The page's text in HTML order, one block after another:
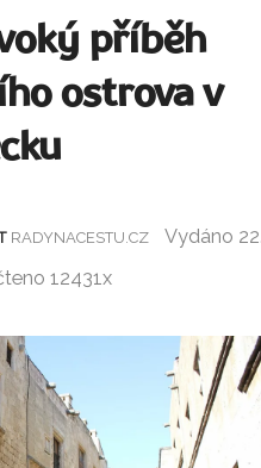
příběh
ostrova v
RADYNACESTU.CZ
Vydáno
12431x